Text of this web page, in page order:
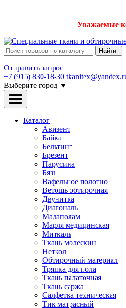
Уважаемые
Найти
Отправить запрос
+7 (915) 830-18-30
Выберите город ▼
Каталог
Авизент
Байка
Бельтинг
Брезент
Парусина
Бязь
Вафельное полотно
Ветошь обтирочная
Двунитка
Диагональ
Мадаполам
Марля медицинская
Миткаль
Ткань молескин
Неткол
Обтирочный материал
Тряпка для пола
Ткань палаточная
Ткань саржа
Салфетка техническая
Тик матрасный